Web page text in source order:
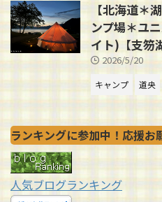
【北海道＊
ンプ場＊ユ
イト)【支笏
2026/5/20
キャンプ 道央
ランキングに参加中！応援お
人気ブログランキング